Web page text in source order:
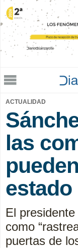
ACTUALIDAD
las
estado
El
como
puertas de